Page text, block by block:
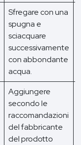
Sfregare con una
spugna e
sciacquare
successivamente
con abbondante
acqua.
Aggiungere
secondo le
raccomandazioni
del fabbricante
del prodotto